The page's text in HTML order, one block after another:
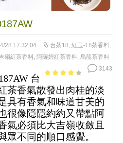
28 17:32:04 台茶18, 紅玉-18茶香料,
嶺紅茶香料, 阿薩姆紅茶香料, 烏龍茶香料
3143
of 5
台
茶香氣散發出肉桂的淡
具有香氣和味道甘美的
很像隱隱約約又帶點阿
氣必須比大吉嶺收斂且
眾不同的順口感覺。